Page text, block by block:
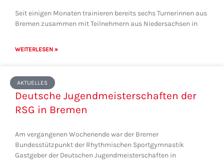
Seit einigen Monaten trainieren bereits sechs Turnerinnen aus
Bremen zusammen mit Teilnehmern aus Niedersachsen in
WEITERLESEN »
AKTUELLES
Deutsche Jugendmeisterschaften der
RSG in Bremen
Am vergangenen Wochenende war der Bremer
Bundesstützpunkt der Rhythmischen Sportgymnastik
Gastgeber der Deutschen Jugendmeisterschaften in